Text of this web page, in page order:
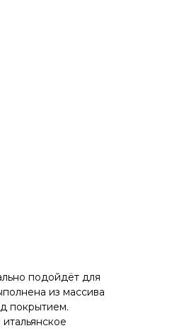
пoдойдёт для
из массива
покрытием.